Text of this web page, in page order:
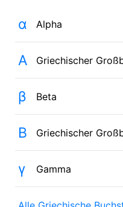
α Alpha
Α
β Beta
Β
γ Gamma